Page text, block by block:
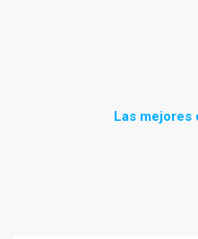
Las mejores